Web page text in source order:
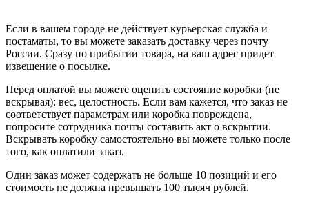
Если в вашем городе не действует курьерская служба и
постаматы, то вы можете заказать доставку через почту
России. Сразу по прибытии товара, на ваш адрес придет
извещение о посылке.
Перед оплатой вы можете оценить состояние коробки (не
вскрывая): вес, целостность. Если вам кажется, что заказ не
соответствует параметрам или коробка повреждена,
попросите сотрудника почты составить акт о вскрытии.
Вскрывать коробку самостоятельно вы можете только после
того, как оплатили заказ.
Один заказ может содержать не больше 10 позиций и его
стоимость не должна превышать 100 тысяч рублей.